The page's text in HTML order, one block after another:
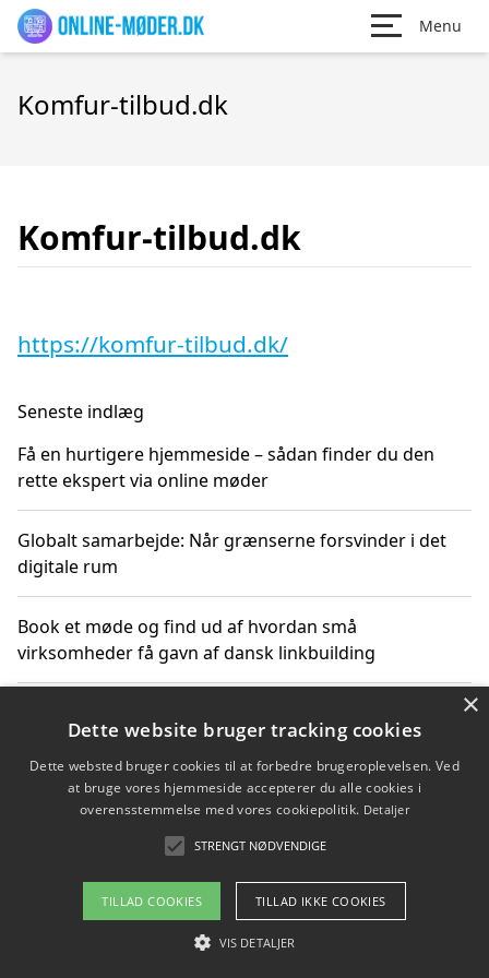
Menu
Komfur-tilbud.dk
Komfur-tilbud.dk
https://komfur-tilbud.dk/
Seneste indlæg
Få en hurtigere hjemmeside – sådan finder du den
rette ekspert via online møder
Globalt samarbejde: Når grænserne forsvinder i det
digitale rum
Book et møde og find ud af hvordan små
virksomheder få gavn af dansk linkbuilding
får du indgår et samarbejde
Hold et møde med en WordPress ekspert og vælg den
mest professionelle til at vedligeholde din løsning
Copyright 2026 - Pilanto Aps
Om / kontakt
×
Dette website bruger tracking cookies
Dette websted bruger cookies til at forbedre brugeroplevelsen. Ved
at bruge vores hjemmeside accepterer du alle cookies i
overensstemmelse med vores cookiepolitik. Detaljer
STRENGT NØDVENDIGE
TILLAD COOKIES TILLAD IKKE COOKIES
VIS DETALJER